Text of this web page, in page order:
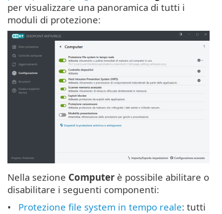
per visualizzare una panoramica di tutti i
moduli di protezione:
Nella sezione Computer è possibile abilitare o
disabilitare i seguenti componenti:
Protezione file system in tempo reale: tutti